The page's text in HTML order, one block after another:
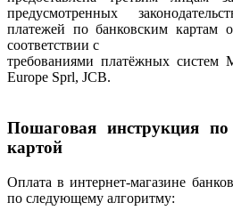
предусмотренных
платежей по банковским картам
соответствии с
требованиями платёжных систем
Europe Sprl, JCB.
Пошаговая инструкция по
картой
Оплата в интернет-магазине
по следующему алгоритму: